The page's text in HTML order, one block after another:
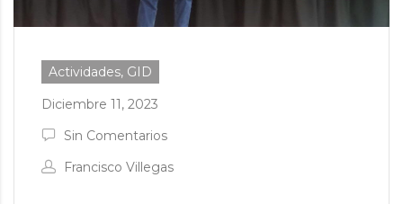
Actividades, GID
Diciembre 11, 2023
Sin Comentarios
Francisco Villegas